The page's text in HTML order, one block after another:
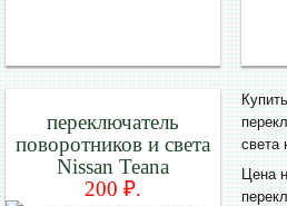
переключатель
поворотников и света
Nissan Teana
200 ₽.
света
Цена